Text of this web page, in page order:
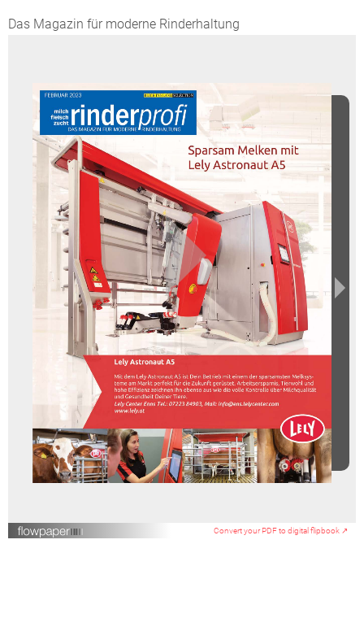
Das Magazin für moderne Rinderhaltung
Convert your PDF to digital flipbook ↗